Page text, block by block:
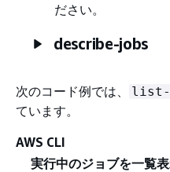
ださい。
describe-jobs
次のコード例では、 list-
ています。
AWS CLI
実行中のジョブを一覧